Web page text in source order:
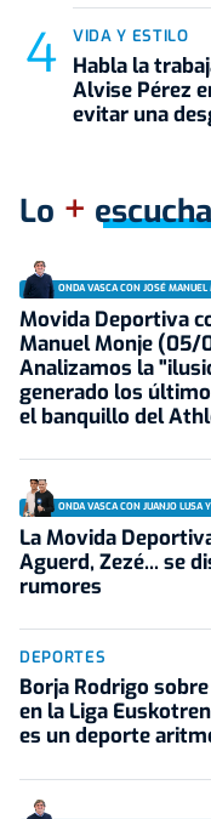
VIDA Y ESTILO
Habla la
Alvise Pérez
evitar una
Lo +
ONDA VASCA CON JOSÉ MANUEL
Movida Deportiva
Manuel Monje (05/
Analizamos la
generado los
el banquillo del
ONDA VASCA CON JUANJO LUSA
La Movida
Aguerd, Zezé... se
rumores
DEPORTES
Borja Rodrigo
en la Liga
es un deporte